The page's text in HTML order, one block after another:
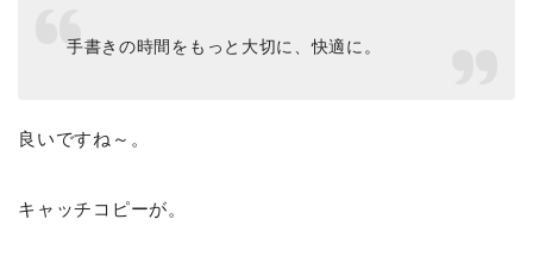
手書きの時間をもっと大切に、快適に。
良いですね～。
キャッチコピーが。